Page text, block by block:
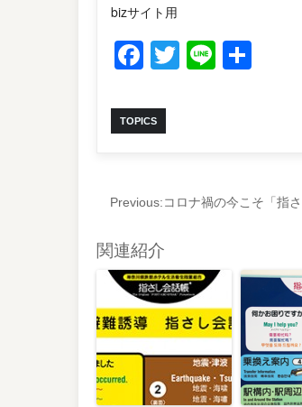
bizサイト用
Facebook
Twitter
Line
TOPICS
Previous:コロナ禍の今こそ「指
関連紹介